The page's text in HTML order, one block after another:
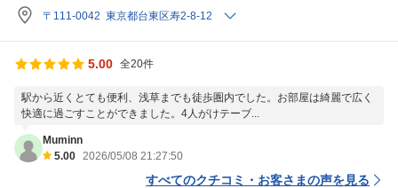
〒111-0042 東京都台東区寿2-8-12
5.00 全20件
駅から近くとても便利、浅草までも徒歩圏内でした。お部屋は綺麗で広く
快適に過ごすことができました。4人がけテーブ...
Muminn
5.00 2026/05/08 21:27:50
すべてのクチコミ・お客さまの声を見る